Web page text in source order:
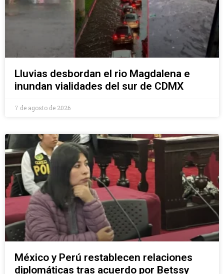
Lluvias desbordan el rio Magdalena e
inundan vialidades del sur de CDMX
7 de agosto de 2026
México y Perú restablecen relaciones
diplomáticas tras acuerdo por Betssy